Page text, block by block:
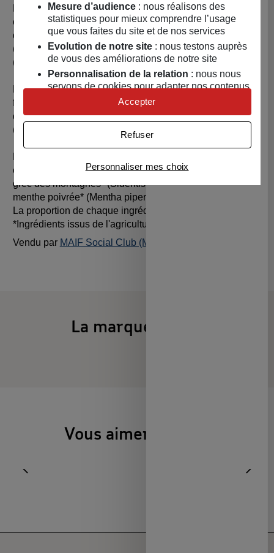
Fleurs Sauvages : fleur de lavande* (Lavandula
officinalis), feuille de mélisse* (Melissa officinalis), fleur
de bruyère* (Calluna vulgaris), fleur d'aubépine*
(Crataegus laevigata/monogyna), fleur de primevère*
(Primula veris).
Fleurs des bois : feuille de grande ortie* (Urtica dioica),
fleur de sureau noir* (Sambucus nigra), feuille de prêle
des champs* (Equisetum arvense), feuille de fraisier*
(Fragaria vesca), fleur de bruyère* (Calluna vulgaris).
officinalis), fleur d'origan* (Origanum vulgare), fleur de thé
grec des montagnes* (Sideritis scardica), feuille de
menthe poivrée* (Mentha piperita). Sans théine.
La proportion de chaque ingrédient peut varier.
*Ingrédients issus de l'agriculture biologique.
Vendu par MAIF Social Club (MAIF)
La marque Horae
Vous aimerez aussi
Aller à l'élément précédent
Mesure d’audience: nous réalisons des
statistiques pour mieux comprendre l’usage
que vous faites du site et de nos services
Evolution de notre site: nous testons auprès
de vous des améliorations de notre site
Personnalisation de la relation : nous nous
servons de cookies pour adapter nos contenus
et personnaliser nos offres
Univers publicitaire: nous utilisons avec nos
publicités personnalisées
Personnaliser mes choix
Refuser
Accepter